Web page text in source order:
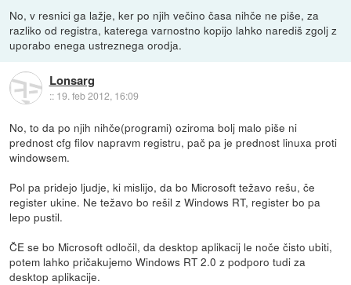
No, v resnici ga lažje, ker po njih večino časa nihče ne piše, za
razliko od registra, katerega varnostno kopijo lahko narediš zgolj z
uporabo enega ustreznega orodja.
Lonsarg
:: 19. feb 2012, 16:09
No, to da po njih nihče(programi) oziroma bolj malo piše ni
prednost cfg filov napravm registru, pač pa je prednost linuxa proti
windowsem.
Pol pa pridejo ljudje, ki mislijo, da bo Microsoft težavo rešu, če
register ukine. Ne težavo bo rešil z Windows RT, register bo pa
lepo pustil.
ČE se bo Microsoft odločil, da desktop aplikacij le noče čisto ubiti,
potem lahko pričakujemo Windows RT 2.0 z podporo tudi za
desktop aplikacije.